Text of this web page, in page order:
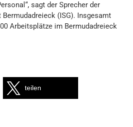
sagt der Sprecher der
(ISG). Insgesamt
Arbeitsplätze im Bermudadreieck
teilen